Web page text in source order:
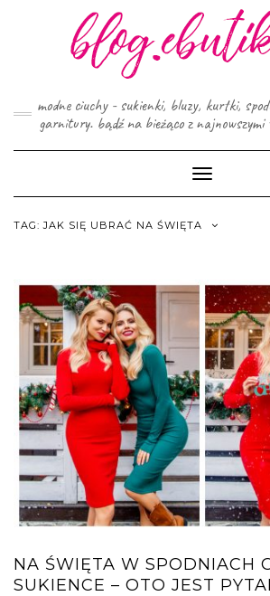
modne ciuchy - sukienki, bluzy, kurtki,
garnitury. bądź na bieżąco z najnowszymi
Toggle
Navigation
TAG:JAK SIĘ UBRAĆ NA ŚWIĘTA
NA ŚWIĘTA W SPODNIACH
SUKIENCE – OTO JEST